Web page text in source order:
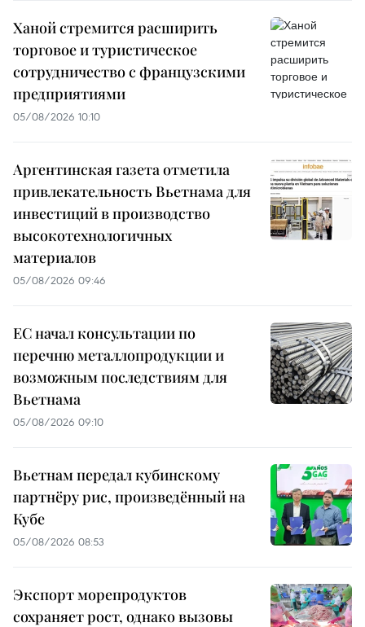
Ханой стремится расширить
торговое и туристическое
сотрудничество с французскими
предприятиями
05/08/2026 10:10
Аргентинская газета отметила
привлекательность Вьетнама для
инвестиций в производство
высокотехнологичных
материалов
05/08/2026 09:46
ЕС начал консультации по
перечню металлопродукции и
возможным последствиям для
Вьетнама
05/08/2026 09:10
Вьетнам передал кубинскому
партнёру рис, произведённый на
Кубе
05/08/2026 08:53
Экспорт морепродуктов
сохраняет рост, однако вызовы